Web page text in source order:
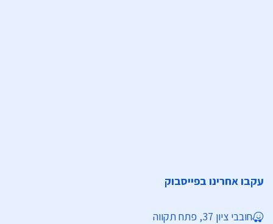
עקבו אחרינו בפייסבוק
חובבי ציון 37, פתח תקווה